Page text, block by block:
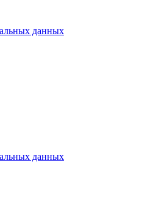
данных
данных